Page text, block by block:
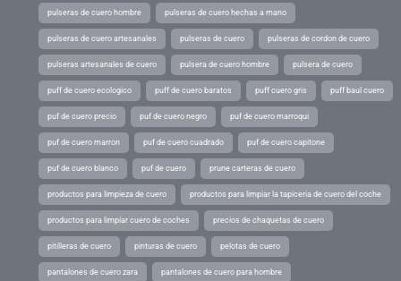
pulseras de cuero hombre pulseras de cuero hechas a mano
pulseras de cuero artesanales pulseras de cuero pulseras de cordon de cuero
pulseras artesanales de cuero pulsera de cuero hombre pulsera de cuero
puff de cuero ecologico puff de cuero baratos puff cuero gris puff baul cuero
puf de cuero precio puf de cuero negro puf de cuero marroqui
puf de cuero marron puf de cuero cuadrado puf de cuero capitone
puf de cuero blanco puf de cuero prune carteras de cuero
productos para limpieza de cuero productos para limpiar la tapiceria de cuero del coche
productos para limpiar cuero de coches precios de chaquetas de cuero
pitilleras de cuero pinturas de cuero pelotas de cuero
pantalones de cuero zara pantalones de cuero para hombre